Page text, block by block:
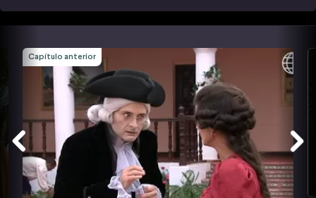
Capítulo anterior